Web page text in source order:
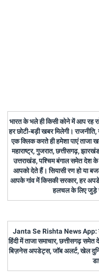
भारत के भले ही किसी कोने में आप रह
हर छोटी-बड़ी खबर मिलेगी।
एक क्लिक करते ही हमेशा पाएं ताजा
महाराष्ट्र, गुजरात, छत्तीसगढ़,
उत्तराखंड, पश्चिम बंगाल समेत देश के
आपको देते हैं। सियासी रण हो या
आपके गांव में किसकी सरकार, हर
हलचल के लिए जुड़े
Janta Se Rishta News App:
हिंदी में ताजा समाचार, छत्तीसगढ़
बिज़नेस अपडेट्स, जॉब अलर्ट, खेल